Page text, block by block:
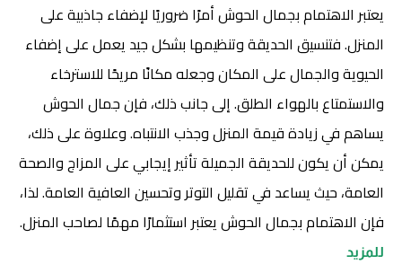
يعتبر الاهتمام بجمال الحوش أمرًا ضروريًا لإضفاء جاذبية على
المنزل. فتنسيق الحديقة وتنظيمها بشكل جيد يعمل على إضفاء
الحيوية والجمال على المكان وجعله مكانًا مريحًا للاسترخاء
والاستمتاع بالهواء الطلق. إلى جانب ذلك، فإن جمال الحوش
يساهم في زيادة قيمة المنزل وجذب الانتباه. وعلاوة على ذلك،
يمكن أن يكون للحديقة الجميلة تأثير إيجابي على المزاج والصحة
العامة، حيث يساعد في تقليل التوتر وتحسين العافية العامة. لذا،
فإن الاهتمام بجمال الحوش يعتبر استثمارًا مهمًا لصاحب المنزل.
للمزيد